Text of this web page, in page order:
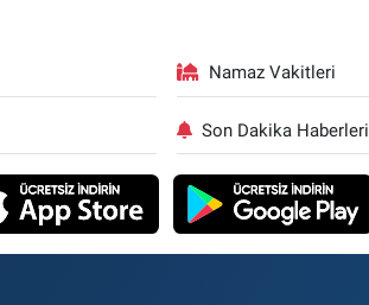
Namaz Vakitleri
Son Dakika Haberleri